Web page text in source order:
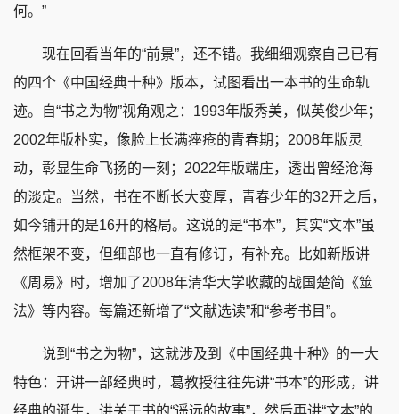
何。”
现在回看当年的“前景”，还不错。我细细观察自己已有
的四个《中国经典十种》版本，试图看出一本书的生命轨
迹。自“书之为物”视角观之：1993年版秀美，似英俊少年；
2002年版朴实，像脸上长满痤疮的青春期；2008年版灵
动，彰显生命飞扬的一刻；2022年版端庄，透出曾经沧海
的淡定。当然，书在不断长大变厚，青春少年的32开之后，
如今铺开的是16开的格局。这说的是“书本”，其实“文本”虽
然框架不变，但细部也一直有修订，有补充。比如新版讲
《周易》时，增加了2008年清华大学收藏的战国楚简《筮
法》等内容。每篇还新增了“文献选读”和“参考书目”。
说到“书之为物”，这就涉及到《中国经典十种》的一大
特色：开讲一部经典时，葛教授往往先讲“书本”的形成，讲
经典的诞生，讲关于书的“遥远的故事”，然后再讲“文本”的